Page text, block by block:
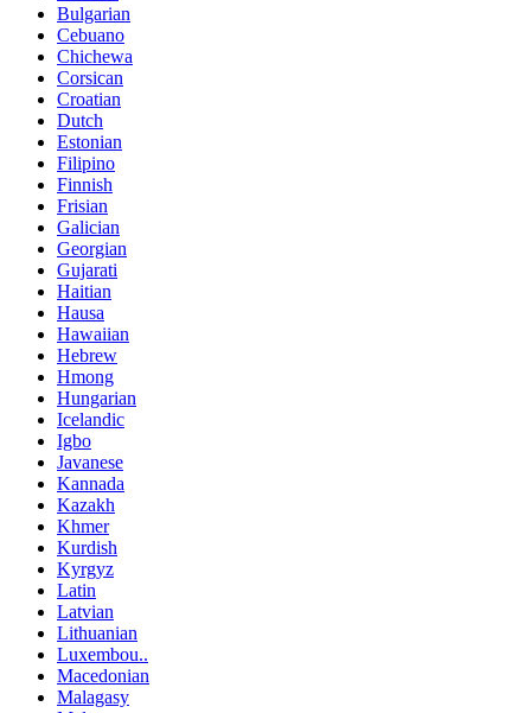
Bulgarian
Cebuano
Chichewa
Corsican
Croatian
Dutch
Estonian
Filipino
Finnish
Frisian
Galician
Georgian
Gujarati
Haitian
Hausa
Hawaiian
Hebrew
Hmong
Hungarian
Icelandic
Igbo
Javanese
Kannada
Kazakh
Khmer
Kurdish
Kyrgyz
Latin
Latvian
Lithuanian
Luxembou..
Macedonian
Malagasy